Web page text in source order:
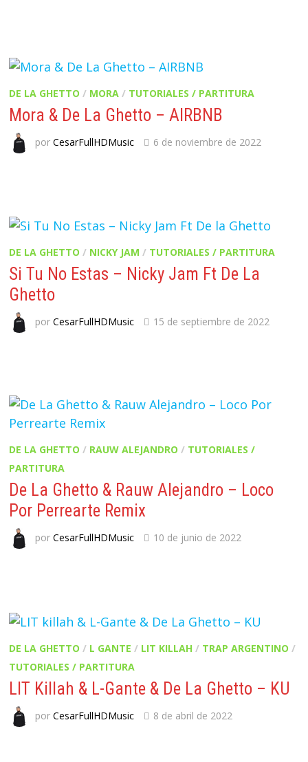
DE LA GHETTO / MORA / TUTORIALES / PARTITURA
Mora & De La Ghetto – AIRBNB
porCesarFullHDMusic 6 de noviembre de 2022
DE LA GHETTO / NICKY JAM / TUTORIALES / PARTITURA
Si Tu No Estas – Nicky Jam Ft De La
Ghetto
porCesarFullHDMusic 15 de septiembre de 2022
DE LA GHETTO / RAUW ALEJANDRO / TUTORIALES /
PARTITURA
De La Ghetto & Rauw Alejandro – Loco
Por Perrearte Remix
porCesarFullHDMusic 10 de junio de 2022
DE LA GHETTO / L GANTE / LIT KILLAH / TRAP ARGENTINO /
TUTORIALES / PARTITURA
LIT Killah & L-Gante & De La Ghetto – KU
porCesarFullHDMusic 8 de abril de 2022